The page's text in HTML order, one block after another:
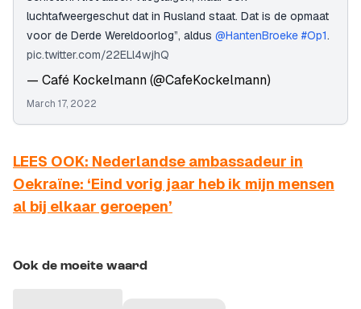
luchtafweergeschut dat in Rusland staat. Dat is de opmaat
voor de Derde Wereldoorlog”, aldus @HantenBroeke #Op1.
pic.twitter.com/22ELl4wjhQ
— Café Kockelmann (@CafeKockelmann)
March 17, 2022
LEES OOK: Nederlandse ambassadeur in
Oekraïne: ‘Eind vorig jaar heb ik mijn mensen
al bij elkaar geroepen’
Ook de moeite waard